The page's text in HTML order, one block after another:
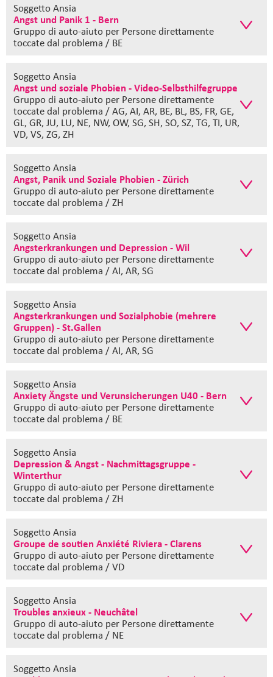
Soggetto Ansia
Angst und Panik 1 - Bern
Gruppo di auto-aiuto per Persone direttamente
toccate dal problema / BE
Soggetto Ansia
Angst und soziale Phobien - Video-Selbsthilfegruppe
Gruppo di auto-aiuto per Persone direttamente
toccate dal problema / AG, AI, AR, BE, BL, BS, FR, GE,
GL, GR, JU, LU, NE, NW, OW, SG, SH, SO, SZ, TG, TI, UR,
VD, VS, ZG, ZH
Soggetto Ansia
Angst, Panik und Soziale Phobien - Zürich
Gruppo di auto-aiuto per Persone direttamente
toccate dal problema / ZH
Soggetto Ansia
Angsterkrankungen und Depression - Wil
Gruppo di auto-aiuto per Persone direttamente
toccate dal problema / AI, AR, SG
Soggetto Ansia
Angsterkrankungen und Sozialphobie (mehrere
Gruppen) - St.Gallen
Gruppo di auto-aiuto per Persone direttamente
toccate dal problema / AI, AR, SG
Soggetto Ansia
Anxiety Ängste und Verunsicherungen U40 - Bern
Gruppo di auto-aiuto per Persone direttamente
toccate dal problema / BE
Soggetto Ansia
Depression & Angst - Nachmittagsgruppe -
Winterthur
Gruppo di auto-aiuto per Persone direttamente
toccate dal problema / ZH
Soggetto Ansia
Groupe de soutien Anxiété Riviera - Clarens
Gruppo di auto-aiuto per Persone direttamente
toccate dal problema / VD
Soggetto Ansia
Troubles anxieux - Neuchâtel
Gruppo di auto-aiuto per Persone direttamente
toccate dal problema / NE
Soggetto Ansia